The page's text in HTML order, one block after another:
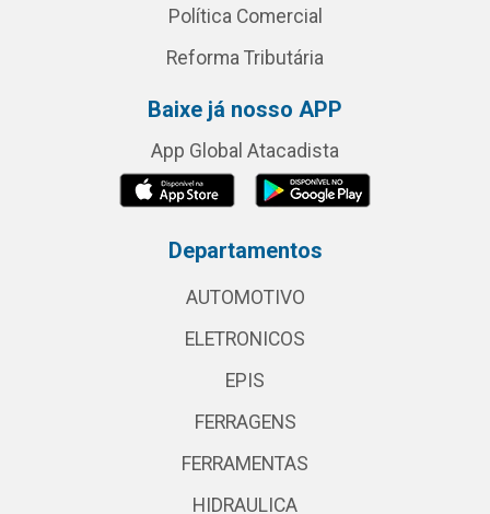
Política Comercial
Reforma Tributária
Baixe já nosso APP
App Global Atacadista
Departamentos
AUTOMOTIVO
ELETRONICOS
EPIS
FERRAGENS
FERRAMENTAS
HIDRAULICA